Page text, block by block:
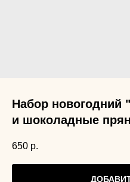
Набор новогодний
и шоколадные
650 р.